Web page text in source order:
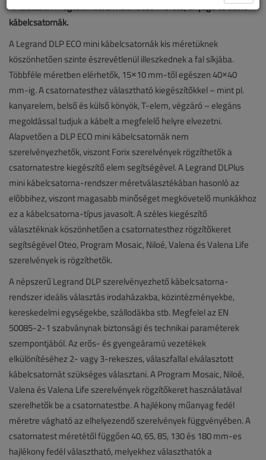
kínálatában megtalálhatóak különböző méretű, anyagú és színű
kábelcsatornák.
A Legrand DLP ECO mini kábelcsatornák kis méretüknek
köszönhetően szinte észrevétlenül illeszkednek a fal síkjába.
Többféle méretben elérhetők, 15×10 mm-től egészen 40×40
mm-ig. A csatornatesthez választható kiegészítőkkel – mint pl.
kanyarelem, belső és külső könyök, T-elem, végzáró – elegáns
megoldással tudjuk a kábelt a megfelelő helyre elvezetni.
Alapvetően a DLP ECO mini kábelcsatornák nem
szerelvényezhetők, viszont Forix szerelvények rögzíthetők a
csatornatestre kiegészítő elem segítségével. A Legrand DLPlus
mini kábelcsatorna-rendszer méretválasztékában hasonló az
előbbihez, viszont magasabb minőséget megkövetelő munkákhoz
ez a kábelcsatorna-típus javasolt. A széles kiegészítő
választéknak köszönhetően a csatornatesthez rögzítőkeret
segítségével Oteo, Program Mosaic, Niloé, Valena és Valena Life
szerelvények is rögzíthetők.
A népszerű Legrand DLP szerelvényezhető kábelcsatorna-
rendszer ideális választás irodaházakba, közintézményekbe,
kereskedelmi egységekbe, szállodákba stb. Megfelel az EN
50085-2-1 szabványnak biztonsági és technikai paraméterek
szempontjából. Az erős- és gyengeáramú vezetékek
elkülönítéséhez 2- vagy 3-rekeszes, válaszfallal elválasztott
kábelcsatornát szükséges választani. A Program Mosaic, Niloé,
Valena és Valena Life szerelvények rögzítőkeret használatával
szerelhetők be a csatornatestbe. A hajlékony műanyag fedél
méretre vágható az elhelyezendő szerelvények függvényében. A
csatornatest méretétől függően 40, 65, 85, 130 és 180 mm-es
hajlékony fedél választható, melyekhez választhatók a